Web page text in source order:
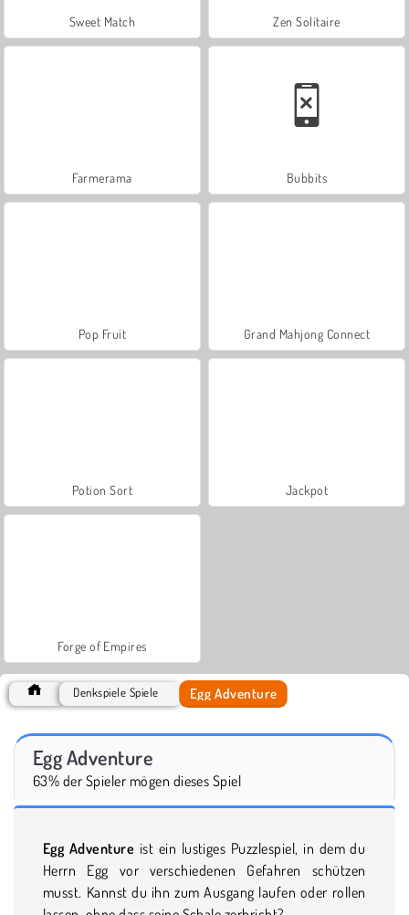
Sweet Match Zen Solitaire
Farmerama Bubbits
Pop Fruit Grand Mahjong Connect
Potion Sort Jackpot
Forge of Empires
Denkspiele Spiele Egg Adventure
Egg Adventure
63% der Spieler mögen dieses Spiel
Egg Adventure ist ein lustiges Puzzlespiel, in dem du
Herrn Egg vor verschiedenen Gefahren schützen
musst. Kannst du ihn zum Ausgang laufen oder rollen